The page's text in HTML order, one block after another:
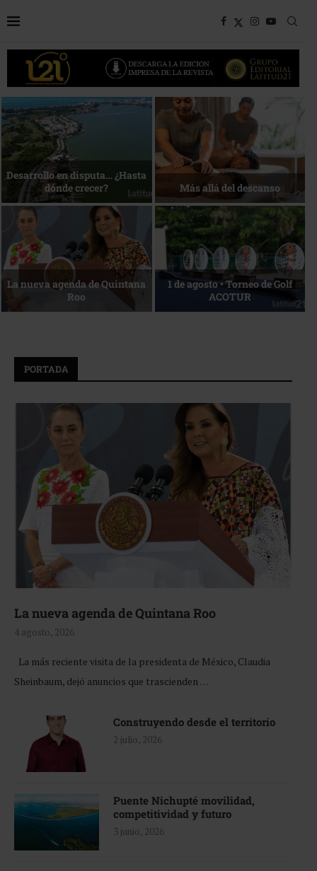
Bottega, un viaje servido a la
mesa
Energía que Impulsa la
competitividad
Reconocimiento de viajeros La esencia del servicio
PORTADA
La nueva agenda de Quintana Roo
4 agosto, 2026
La más reciente visita de la presidenta de México, Claudia
Sheinbaum, dejó anuncios que trascienden …
Construyendo desde el territorio
2 julio, 2026
Puente Nichupté movilidad,
competitividad y futuro
3 junio, 2026